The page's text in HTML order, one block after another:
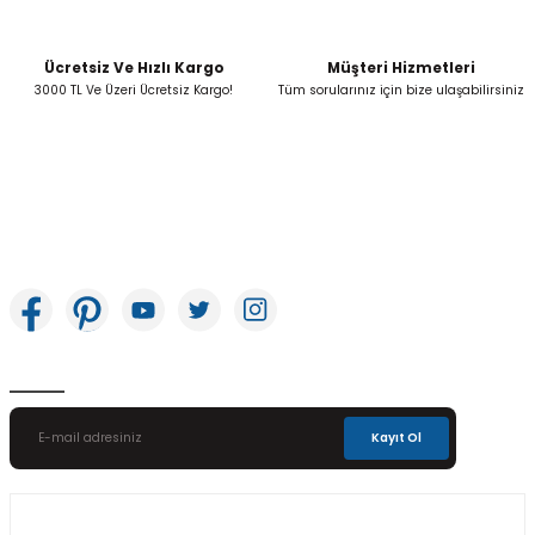
Gönder
Ücretsiz Ve Hızlı Kargo
3000 TL Ve Üzeri Ücretsiz Kargo!
Müşteri Hizmetleri
Tüm sorularınız için bize ulaşabilirsiniz
Kayıt Ol